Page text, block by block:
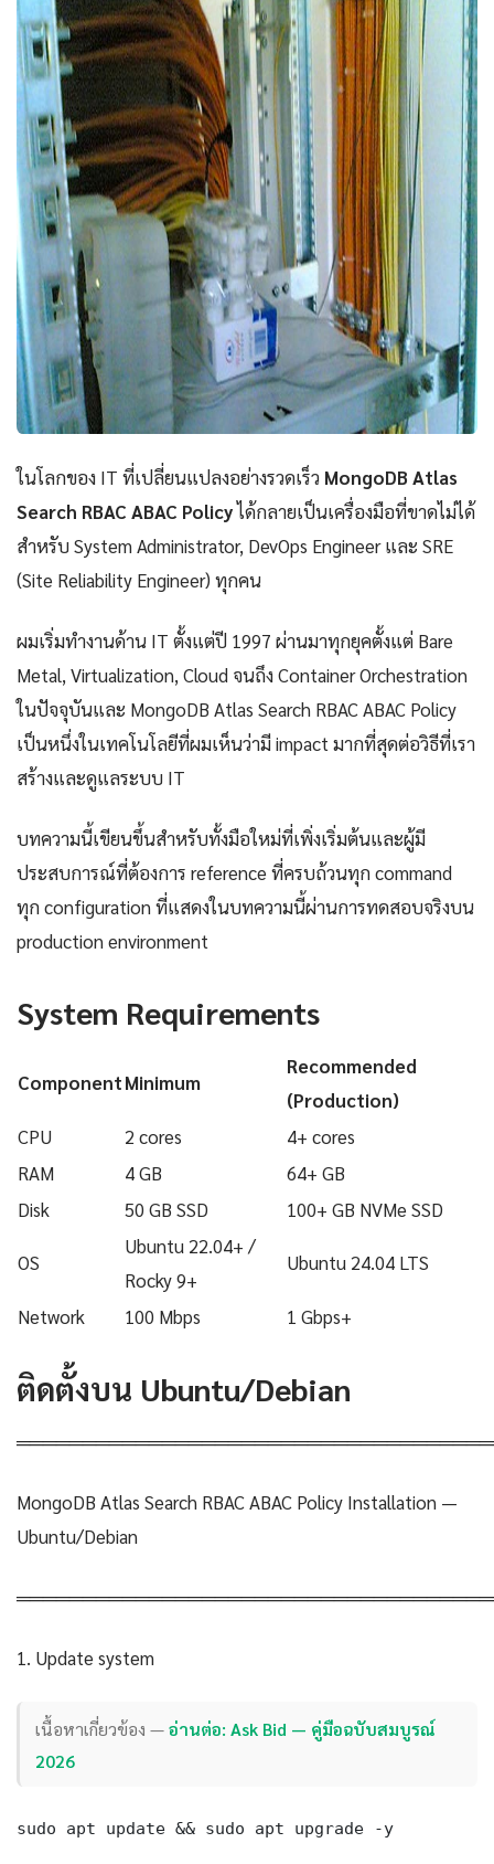
ในโลกของ IT ที่เปลี่ยนแปลงอย่างรวดเร็ว MongoDB Atlas
Search RBAC ABAC Policyได้กลายเป็นเครื่องมือที่ขาดไม่ได้
สำหรับ System Administrator, DevOps Engineer และ SRE
(Site Reliability Engineer) ทุกคน
ผมเริ่มทำงานด้าน IT ตั้งแต่ปี 1997 ผ่านมาทุกยุคตั้งแต่ Bare
Metal, Virtualization, Cloud จนถึง Container Orchestration
ในปัจจุบันและ MongoDB Atlas Search RBAC ABAC Policy
เป็นหนึ่งในเทคโนโลยีที่ผมเห็นว่ามี impact มากที่สุดต่อวิธีที่เรา
สร้างและดูแลระบบ IT
บทความนี้เขียนขึ้นสำหรับทั้งมือใหม่ที่เพิ่งเริ่มต้นและผู้มี
ประสบการณ์ที่ต้องการ reference ที่ครบถ้วนทุก command
ทุก configuration ที่แสดงในบทความนี้ผ่านการทดสอบจริงบน
production environment
System Requirements
ComponentMinimum
Recommended
(Production)
CPU
2 cores
4+ cores
RAM
4 GB
64+ GB
Disk
50 GB SSD 100+ GB NVMe SSD
OS
Ubuntu 22.04+ /
Rocky 9+
Ubuntu 24.04 LTS
Network 100 Mbps 1 Gbps+
ติดตั้งบน Ubuntu/Debian
MongoDB Atlas Search RBAC ABAC Policy Installation —
Ubuntu/Debian
1. Update system
เนื้อหาเกี่ยวข้อง —อ่านต่อ: Ask Bid — คู่มือฉบับสมบูรณ์
2026
sudo apt update && sudo apt upgrade -y